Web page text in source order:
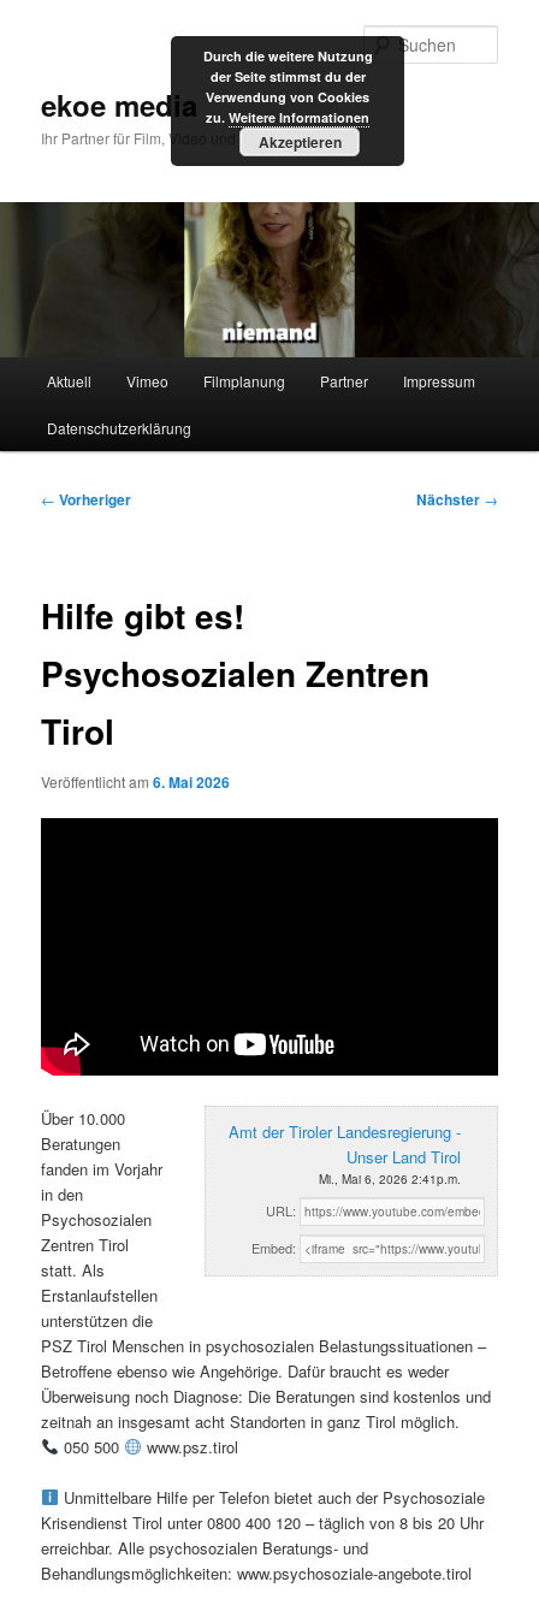
ekoe media
Ihr Partner für Film, Video und Internet
Aktuell Vimeo Filmplanung Partner Impressum
Datenschutzerklärung
Beitragsnavigation
← Vorheriger Nächster →
Hilfe gibt es!
Psychosozialen Zentren
Tirol
Veröffentlicht am6. Mai 2026
Amt der Tiroler Landesregierung -
Unser Land Tirol
Mi., Mai 6, 2026 2:41p.m.
URL:
Embed:
Über 10.000
Beratungen
fanden im Vorjahr
in den
Psychosozialen
Zentren Tirol
statt. Als
Erstanlaufstellen
unterstützen die
PSZ Tirol Menschen in psychosozialen Belastungssituationen –
Betroffene ebenso wie Angehörige. Dafür braucht es weder
Überweisung noch Diagnose: Die Beratungen sind kostenlos und
zeitnah an insgesamt acht Standorten in ganz Tirol möglich.
050 500
www.psz.tirol
Unmittelbare Hilfe per Telefon bietet auch der Psychosoziale
Krisendienst Tirol unter 0800 400 120 – täglich von 8 bis 20 Uhr
erreichbar. Alle psychosozialen Beratungs- und
Behandlungsmöglichkeiten: www.psychosoziale-angebote.tirol
Durch die weitere Nutzung
der Seite stimmst du der
Verwendung von Cookies
zu. Weitere Informationen
Akzeptieren